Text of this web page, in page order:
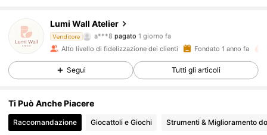
Lumi Wall Atelier
Venditore
4.89
1.3K Follower
a***8 pagato 1 giorno fa
1.3K Follower
4.89
Alto livello di fidelizzazione dei clienti Fondato 1 anno fa
Segui Tutti gli articoli
Ti Può Anche Piacere
Raccomandazione Giocattoli e Giochi Strumenti & Miglioramento